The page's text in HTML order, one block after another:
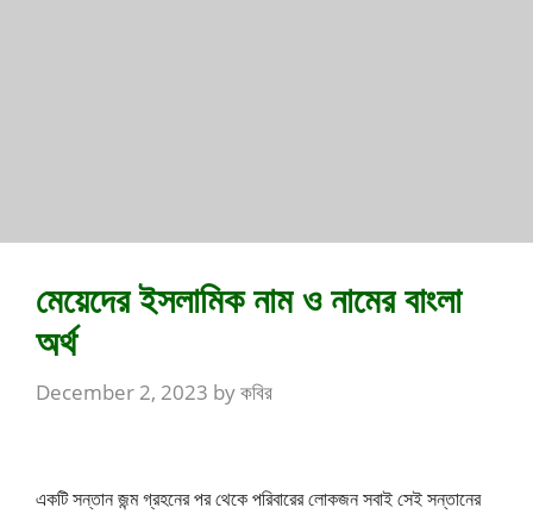
মেয়েদের ইসলামিক নাম ও নামের বাংলা
অর্থ
December 2, 2023 byকবির
একটি সন্তান জন্ম গ্রহনের পর থেকে পরিবারের লোকজন সবাই সেই সন্তানের